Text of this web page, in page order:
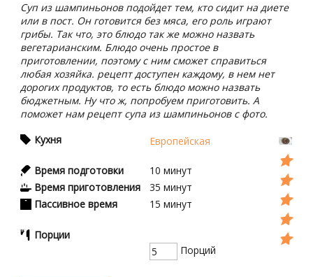
Суп из шампиньонов подойдет тем, кто сидит на диете
или в пост. Он готовится без мяса, его роль играют
грибы. Так что, это блюдо так же можно назвать
вегетарианским. Блюдо очень простое в
приготовлении, поэтому с ним сможет справиться
любая хозяйка. рецепт доступен каждому, в нем нет
дорогих продуктов, то есть блюдо можно назвать
бюджетным. Ну что ж, попробуем приготовить. А
поможет нам рецепт супа из шампиньонов с фото.
Кухня
Европейская
Время подготовки 10 минут
Время приготовления
35 минут
Пассивное время
15 минут
Порции
Порций